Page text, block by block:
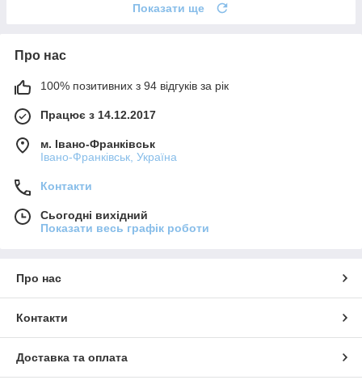
Показати ще
Про нас
100% позитивних з 94 відгуків за рік
Працює з 14.12.2017
м. Івано-Франківськ
Івано-Франківськ, Україна
Контакти
Сьогодні вихідний
Показати весь графік роботи
Про нас
Контакти
Доставка та оплата